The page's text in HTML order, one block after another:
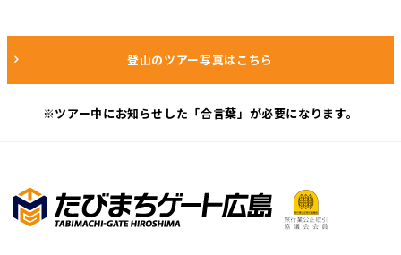
登山のツアー写真はこちら
※ツアー中にお知らせした「合言葉」が必要になります。